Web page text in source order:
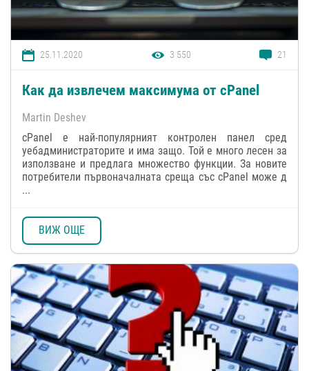
25.11.2020 3 550 21
Как да извлечем максимума от cPanel
Martin Deshev
cPanel е най-популярният контролен панел сред
уебадминистраторите и има защо. Той е много лесен за
използване и предлага множество функции. За новите
потребители първоначалната среща със cPanel може д
...
ВИЖ ОЩЕ